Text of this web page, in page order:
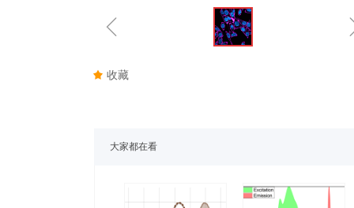
ꁆ
끄 收藏
大家都在看